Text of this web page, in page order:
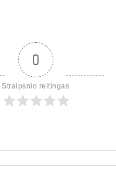
0
Straipsnio reitingas